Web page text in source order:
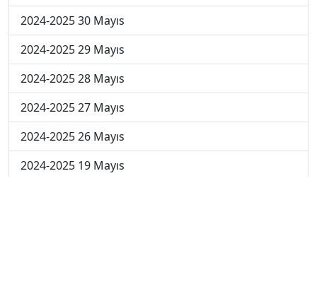
2024-2025 30 Mayıs
2024-2025 29 Mayıs
2024-2025 28 Mayıs
2024-2025 27 Mayıs
2024-2025 26 Mayıs
2024-2025 19 Mayıs